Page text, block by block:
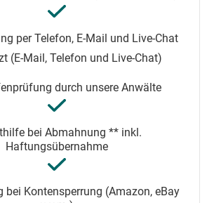
(E-Mail, Telefon und Live-Chat)